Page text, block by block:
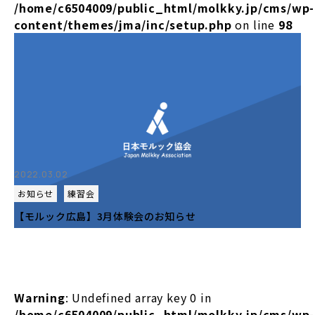
/home/c6504009/public_html/molkky.jp/cms/wp-
content/themes/jma/inc/setup.php on line 98
2022.03.02
お知らせ
練習会
【モルック広島】3月体験会のお知らせ
Warning: Undefined array key 0 in